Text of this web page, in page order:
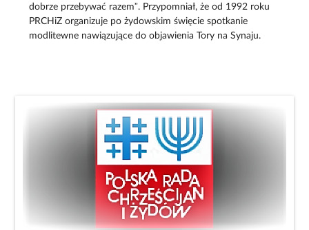
dobrze przebywać razem”. Przypomniał, że od 1992 roku
PRCHiZ organizuje po żydowskim święcie spotkanie
modlitewne nawiązujące do objawienia Tory na Synaju.